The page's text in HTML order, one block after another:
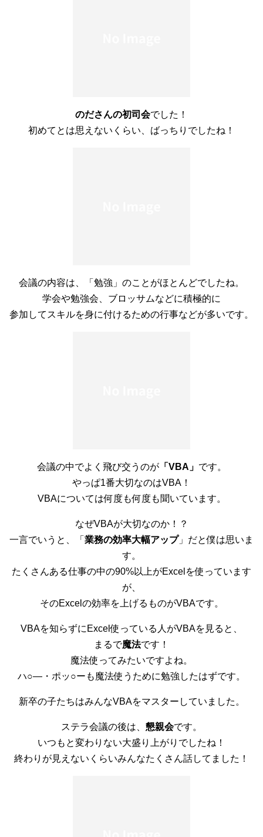
のださんの初司会でした！
初めてとは思えないくらい、ばっちりでしたね！
会議の内容は、「勉強」のことがほとんどでしたね。
学会や勉強会、ブロッサムなどに積極的に
参加してスキルを身に付けるための行事などが多いです。
会議の中でよく飛び交うのが「VBA」 です。
やっぱ1番大切なのはVBA！
VBAについては何度も何度も聞いています。
なぜVBAが大切なのか！？
一言でいうと、「 業務の効率大幅アップ」だと僕は思いま
す。
たくさんある仕事の中の90%以上がExcelを使っています
が、
そのExcelの効率を上げるものがVBAです。
VBAを知らずにExcel使っている人がVBAを見ると、
まるで魔法です！
魔法使ってみたいですよね。
ハ○―・ポッ○ーも魔法使うために勉強したはずです。
新卒の子たちはみんなVBAをマスターしていました。
ステラ会議の後は、 懇親会です。
いつもと変わりない大盛り上がりでしたね！
終わりが見えないくらいみんなたくさん話してました！